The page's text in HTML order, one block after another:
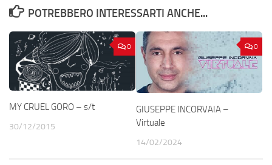
POTREBBERO INTERESSARTI ANCHE...
0
MY CRUEL GORO – s/t
30/12/2015
0
GIUSEPPE INCORVAIA –
Virtuale
14/02/2024